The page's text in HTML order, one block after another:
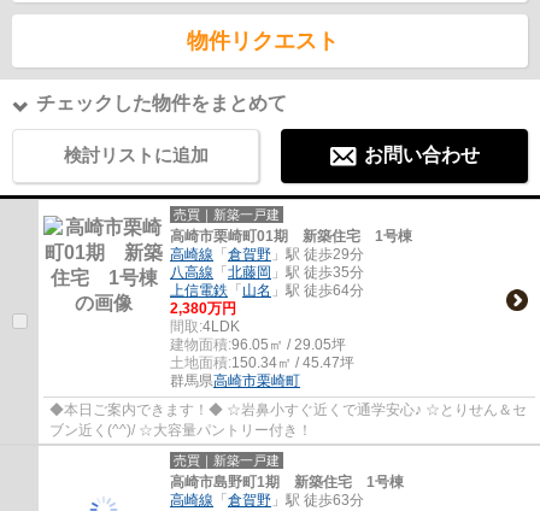
物件リクエスト
チェックした物件をまとめて
検討リストに追加 お問い合わせ
売買｜新築一戸建
高崎市栗崎町01期 新築住宅 1号棟
高崎線 「 倉賀野 」駅 徒歩29分
八高線 「 北藤岡 」駅 徒歩35分
上信電鉄 「 山名 」駅 徒歩64分
2,380万円
間取:4LDK
建物面積:96.05㎡ / 29.05坪
土地面積:150.34㎡ / 45.47坪
群馬県高崎市栗崎町
◆本日ご案内できます！◆ ☆岩鼻小すぐ近くで通学安心♪ ☆とりせん＆セ
ブン近く(^^)/ ☆大容量パントリー付き！
売買｜新築一戸建
高崎市島野町1期 新築住宅 1号棟
高崎線 「 倉賀野 」駅 徒歩63分